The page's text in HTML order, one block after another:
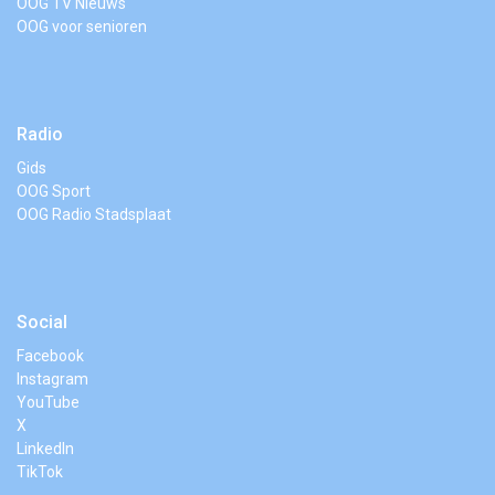
OOG voor senioren
Radio
Gids
OOG Sport
OOG Radio Stadsplaat
Social
Facebook
Instagram
YouTube
X
LinkedIn
TikTok